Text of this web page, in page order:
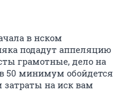
в нском
подадут аппеляцию
грамотные, дело на
50 минимум обойдется
на иск вам